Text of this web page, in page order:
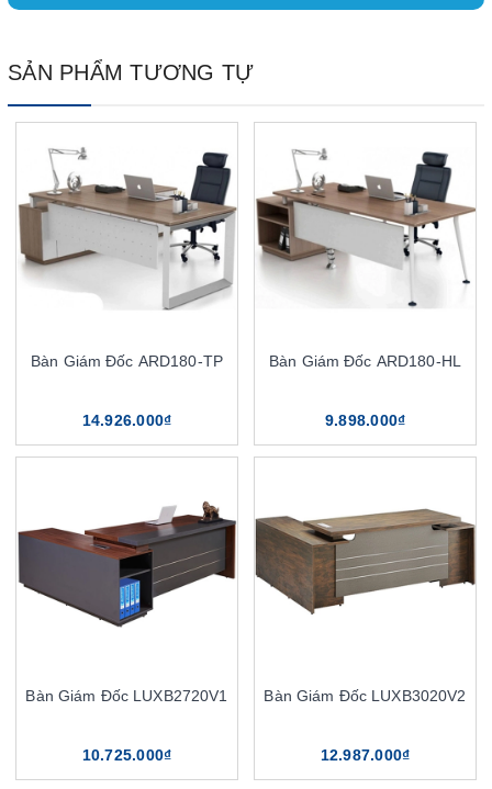
SẢN PHẨM TƯƠNG TỰ
Bàn Giám Đốc ARD180-TP
14.926.000₫
Bàn Giám Đốc ARD180-HL
9.898.000₫
Bàn Giám Đốc LUXB2720V1
10.725.000₫
Bàn Giám Đốc LUXB3020V2
12.987.000₫